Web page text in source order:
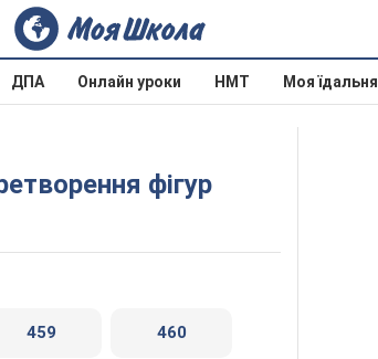
ДПА Онлайн уроки НМТ Моя їдальня
фігур
459 460